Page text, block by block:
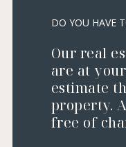
DO YOU HAVE
Our real
are at
estimate
property.
free of